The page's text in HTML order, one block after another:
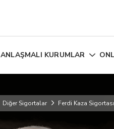
ANLAŞMALI KURUMLAR
Diğer Sigortalar Ferdi Kaza Sigortası